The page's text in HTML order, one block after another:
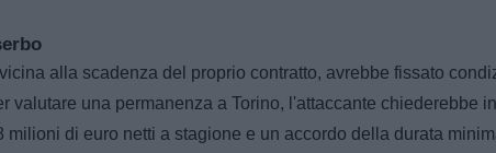
alla scadenza del proprio contratto, avrebbe fissato
valutare una permanenza a Torino, l'attaccante chiederebbe
milioni di euro netti a stagione e un accordo della durata